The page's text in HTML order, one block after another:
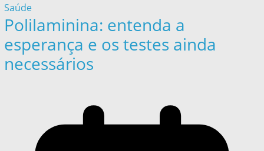
Saúde
Polilaminina: entenda a
esperança e os testes ainda
necessários